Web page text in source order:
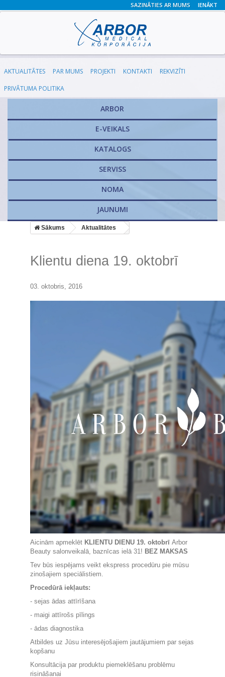
IENĀKT
SAZINĀTIES AR MUMS
AKTUALITĀTES PAR MUMS PROJEKTI KONTAKTI
REKVIZĪTI
PRIVĀTUMA POLITIKA
ARBOR
E-VEIKALS
KATALOGS
​SERVISS
NOMA
JAUNUMI
Sākums Aktualitātes
Klientu diena 19. oktobrī
03. oktobris, 2016
Aicinām apmeklēt KLIENTU DIENU 19. oktobrī Arbor
Beauty salonveikalā, baznīcas ielā 31! BEZ MAKSAS
Tev būs iespējams veikt ekspress procedūru pie mūsu
zinošajiem speciālistiem.
Procedūrā iekļauts:
- sejas ādas attīrīšana
- maigi attīrošs pīlings
- ādas diagnostika
Atbildes uz Jūsu interesējošajiem jautājumiem par sejas
kopšanu
Konsultācija par produktu piemeklēšanu problēmu
risināšanai